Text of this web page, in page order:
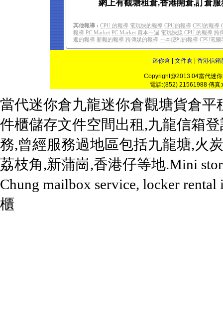
網上有觀塘租倉,香港開倉,訂倉
其他報導 : CPU 的報導 電玩快的報導 CPU的報導 CPU的報導
報導 PC Market PC Market 資本一週 電玩快線 CPU 的報導 跨
週的報導 新報的報導 跨傳媒的報導 一本便利的報導 CPU電腦
迷你倉| 文件倉| 香港信箱
Copyright@2013.04當代迷
電話:(852) 21561988 傳
當代迷你倉九龍迷你倉觀塘貨倉平
件櫃儲存文件空間出租,九龍信箱登
務,曾經服務過地區包括九龍塘,火
荔枝角,新蒲崗,香港仔等地.Mini
Chung mailbox service, locker
櫃